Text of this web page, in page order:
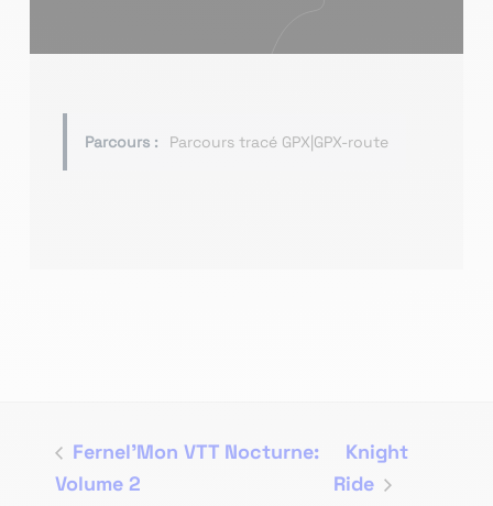
Parcours : Parcours tracé GPX|GPX-route
Fernel’Mon VTT Nocturne:
Volume 2
Knight
Ride